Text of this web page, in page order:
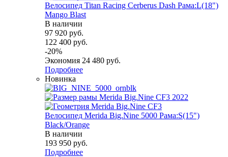
Велосипед Titan Racing Cerberus Dash Рама:L(18")
Mango Blast
В наличии
97 920 руб.
122 400 руб.
-20%
Экономия 24 480 руб.
Подробнее
Новинка
Велосипед Merida Big.Nine 5000 Рама:S(15")
Black/Orange
В наличии
193 950 руб.
Подробнее